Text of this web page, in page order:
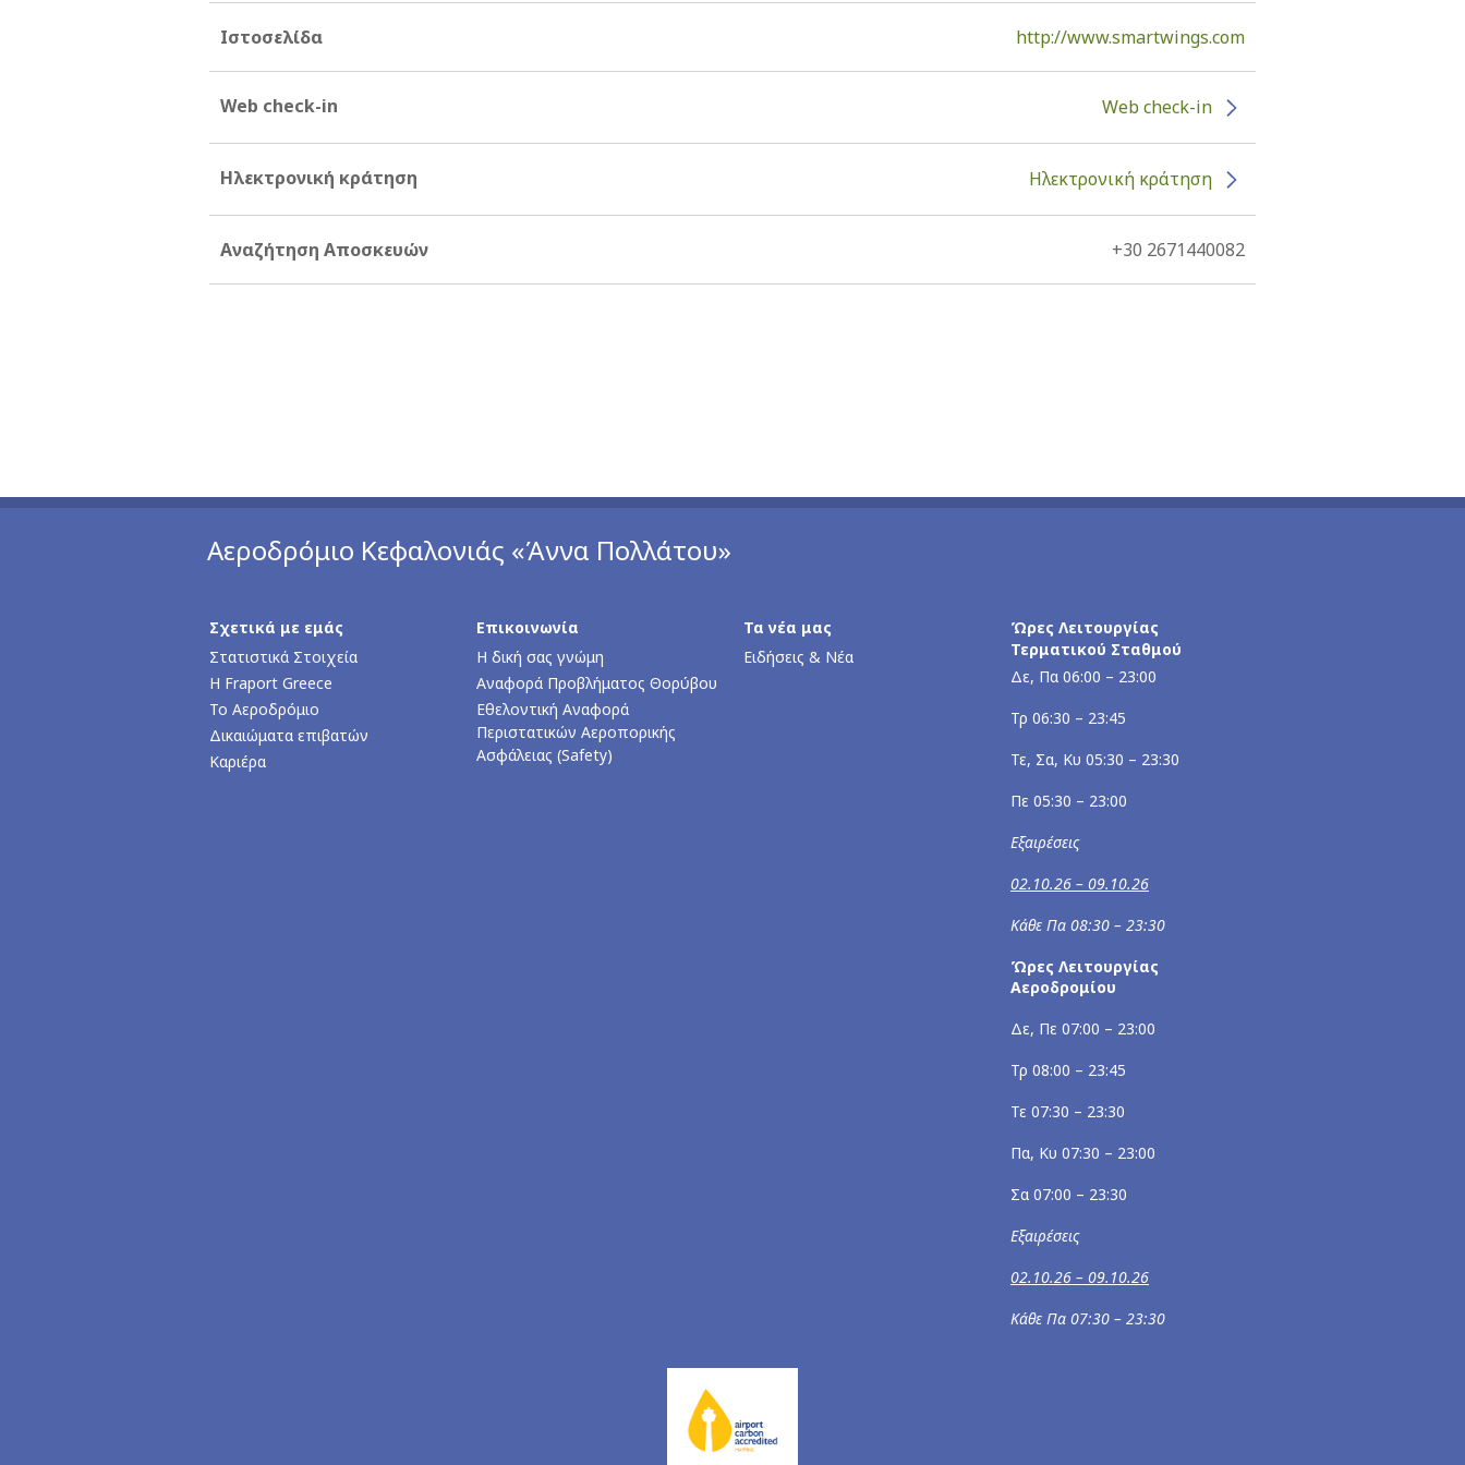
Ιστοσελίδα http://www.smartwings.com
Web check-in Web check-in
Ηλεκτρονική κράτηση Ηλεκτρονική κράτηση
Αναζήτηση Αποσκευών +30 2671440082
Αεροδρόμιο Κεφαλονιάς «Άννα Πολλάτου»
Σχετικά με εμάς
Στατιστικά Στοιχεία
Η Fraport Greece
Το Αεροδρόμιο
Δικαιώματα επιβατών
Καριέρα
Επικοινωνία
Η δική σας γνώμη
Αναφορά Προβλήματος Θορύβου
Εθελοντική Αναφορά
Περιστατικών Αεροπορικής
Ασφάλειας (Safety)
Τα νέα μας
Ειδήσεις & Νέα
Ώρες Λειτουργίας
Τερματικού Σταθμού
Δε, Πα 06:00 – 23:00
Τρ 06:30 – 23:45
Τε, Σα, Κυ 05:30 – 23:30
Πε 05:30 – 23:00
Εξαιρέσεις
02.10.26 – 09.10.26
Κάθε Πα 08:30 – 23:30
Ώρες Λειτουργίας
Αεροδρομίου
Δε, Πε 07:00 – 23:00
Τρ 08:00 – 23:45
Τε 07:30 – 23:30
Πα, Κυ 07:30 – 23:00
Σα 07:00 – 23:30
Εξαιρέσεις
02.10.26 – 09.10.26
Κάθε Πα 07:30 – 23:30